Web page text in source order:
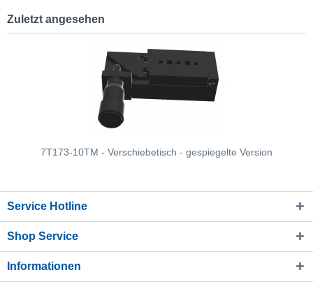
Zuletzt angesehen
7T173-10TM - Verschiebetisch - gespiegelte Version
Service Hotline
Shop Service
Informationen